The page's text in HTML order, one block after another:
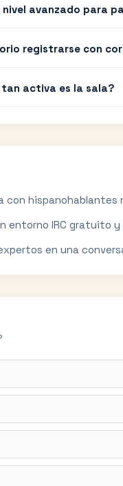
nivel avanzado para
registrarse con
tan activa es la sala?
con
entorno IRC gratuito
en una